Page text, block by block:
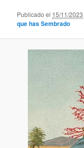
Publicado el 15/11/2023
que has Sembrado